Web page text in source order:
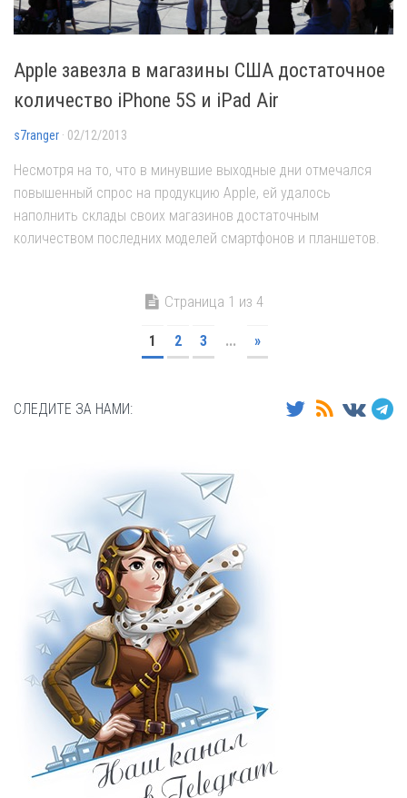
Apple завезла в магазины США достаточное
количество iPhone 5S и iPad Air
s7ranger · 02/12/2013
Несмотря на то, что в минувшие выходные дни отмечался
повышенный спрос на продукцию Apple, ей удалось
наполнить склады своих магазинов достаточным
количеством последних моделей смартфонов и планшетов.
Страница 1 из 4
1 2 3 ... »
СЛЕДИТЕ ЗА НАМИ: